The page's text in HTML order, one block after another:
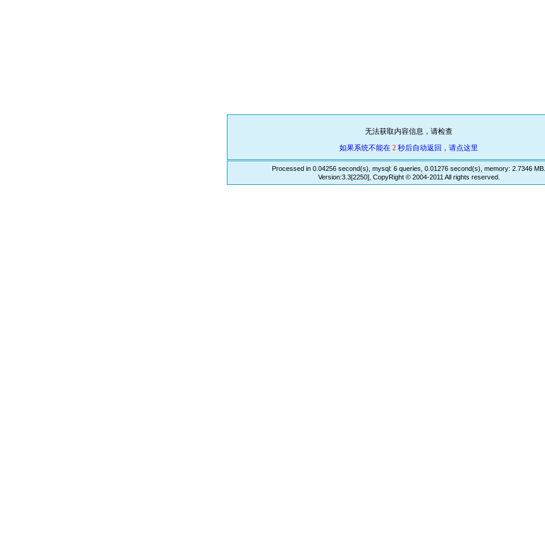
无法获取内容信息，请检查
如果系统不能在 2 秒后自动返回，请点这里
Processed in 0.04256 second(s), mysql: 6 queries, 0.01276 second(s), memory: 2.7346 MB.
Version:3.3[2250], CopyRight © 2004-2011 All rights reserved.